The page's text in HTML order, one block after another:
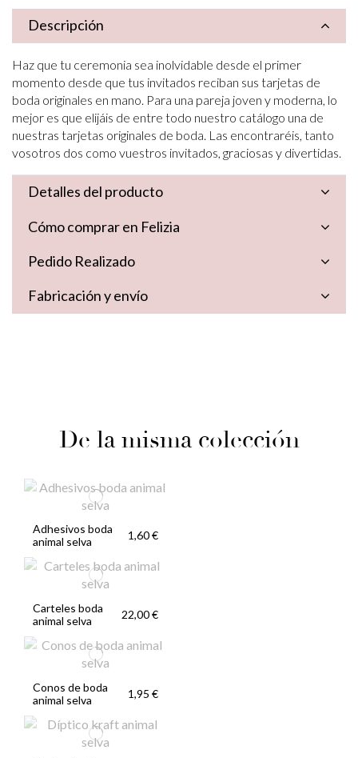
Descripción
Haz que tu ceremonia sea inolvidable desde el primer
momento desde que tus invitados reciban sus tarjetas de
boda originales en mano. Para una pareja joven y moderna, lo
mejor es que elijáis de entre todo nuestro catálogo una de
nuestras tarjetas originales de boda. Las encontraréis, tanto
vosotros dos como vuestros invitados, graciosas y divertidas.
Detalles del producto
Cómo comprar en Felizia
Pedido Realizado
Fabricación y envío
De la misma colección
Adhesivos boda
animal selva
1,60 €
Carteles boda
animal selva
22,00 €
Conos de boda
animal selva
1,95 €